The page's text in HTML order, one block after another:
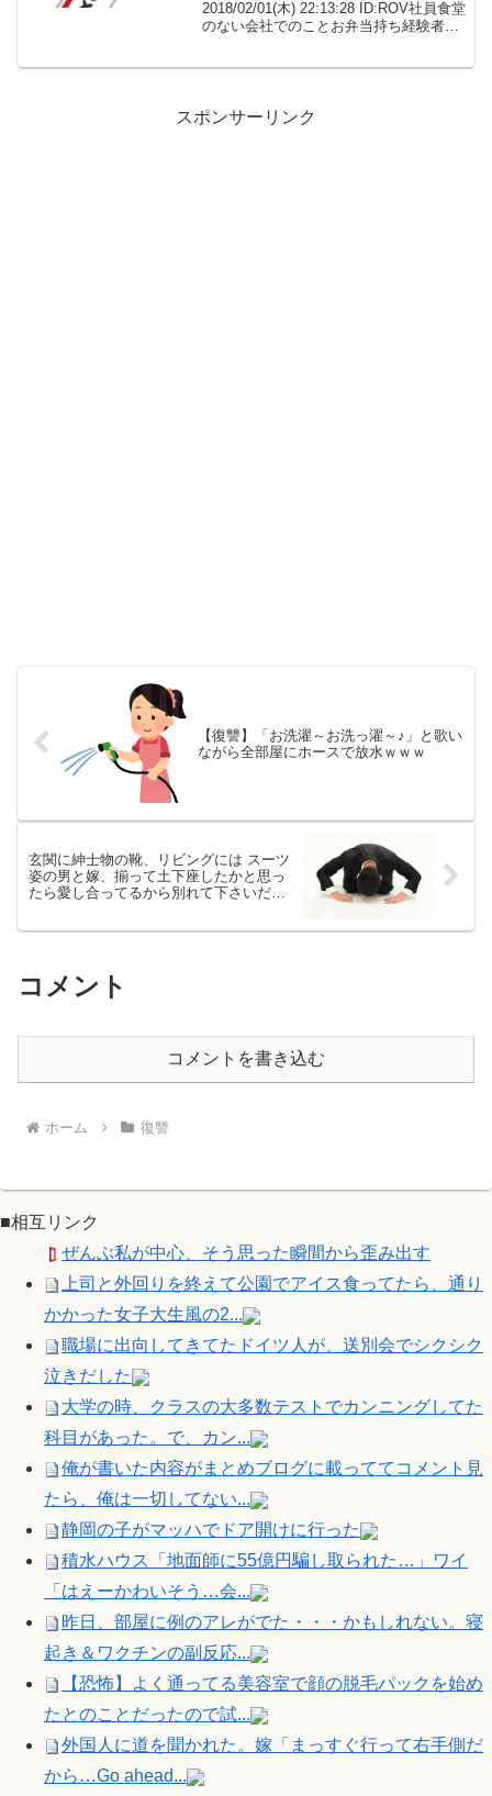
2018/02/01(木) 22:13:28 ID:ROV社員食堂
のない会社でのことお弁当持ち経験者な
スポンサーリンク
【復讐】「お洗濯～お洗っ濯～♪」と歌い
ながら全部屋にホースで放水ｗｗｗ
玄関に紳士物の靴、リビングには スーツ
姿の男と嫁、揃って土下座したかと思っ
たら愛し合ってるから別れて下さいだと
コメント
コメントを書き込む
ホーム 復讐
■相互リンク
ぜんぶ私が中心、そう思った瞬間から歪み出す
上司と外回りを終えて公園でアイス食ってたら、通り
かかった女子大生風の2...
職場に出向してきてたドイツ人が、送別会でシクシク
泣きだした
大学の時、クラスの大多数テストでカンニングしてた
科目があった。で、カン...
俺が書いた内容がまとめブログに載っててコメント見
たら、俺は一切してない...
静岡の子がマッハでドア開けに行った
積水ハウス「地面師に55億円騙し取られた…」ワイ
「はえーかわいそう…会...
昨日、部屋に例のアレがでた・・・かもしれない。寝
起き＆ワクチンの副反応...
【恐怖】よく通ってる美容室で顔の脱毛パックを始め
たとのことだったので試...
外国人に道を聞かれた。嫁「まっすぐ行って右手側だ
から…Go ahead...